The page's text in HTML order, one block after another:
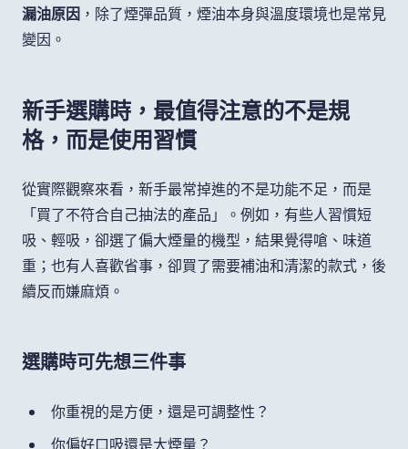
漏油原因 ，除了煙彈品質，煙油本身與溫度環境也是常見
變因。
新手選購時，最值得注意的不是規
格，而是使用習慣
從實際觀察來看，新手最常掉進的不是功能不足，而是
「買了不符合自己抽法的產品」。例如，有些人習慣短
吸、輕吸，卻選了偏大煙量的機型，結果覺得嗆、味道
重；也有人喜歡省事，卻買了需要補油和清潔的款式，後
續反而嫌麻煩。
選購時可先想三件事
你重視的是方便，還是可調整性？
你偏好口吸還是大煙量？